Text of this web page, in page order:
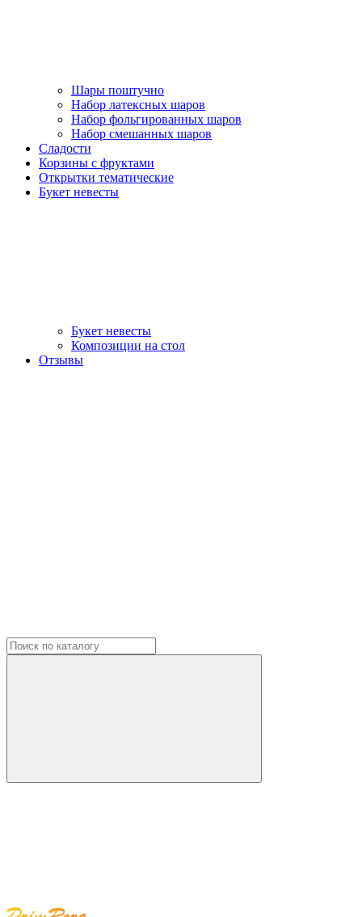
Шары поштучно
Набор латексных шаров
Набор фольгированных шаров
Набор смешанных шаров
Сладости
Корзины с фруктами
Открытки тематические
Букет невесты
Букет невесты
Композиции на стол
Отзывы